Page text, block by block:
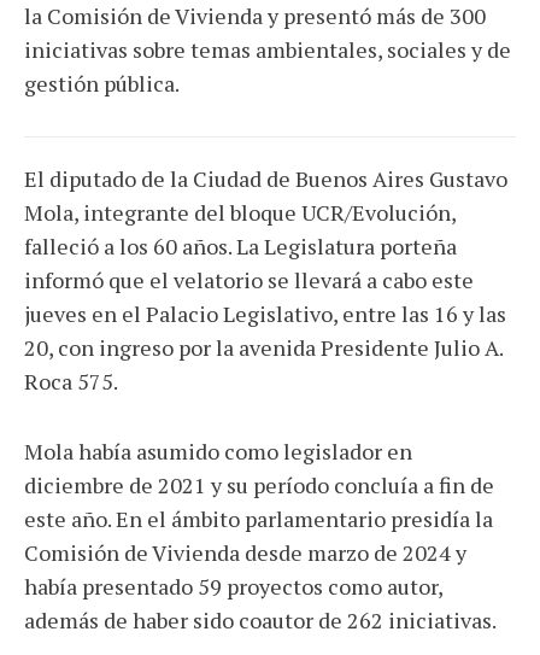
la Comisión de Vivienda y presentó más de 300
iniciativas sobre temas ambientales, sociales y de
gestión pública.
El diputado de la Ciudad de Buenos Aires Gustavo
Mola, integrante del bloque UCR/Evolución,
falleció a los 60 años. La Legislatura porteña
informó que el velatorio se llevará a cabo este
jueves en el Palacio Legislativo, entre las 16 y las
20, con ingreso por la avenida Presidente Julio A.
Roca 575.
Mola había asumido como legislador en
diciembre de 2021 y su período concluía a fin de
este año. En el ámbito parlamentario presidía la
Comisión de Vivienda desde marzo de 2024 y
había presentado 59 proyectos como autor,
además de haber sido coautor de 262 iniciativas.